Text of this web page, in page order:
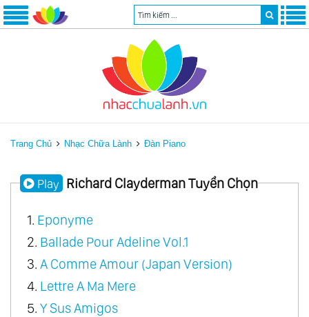
Trang Chủ Nhạc Chữa Lành Đàn Piano
Play Richard Clayderman Tuyển Chọn
1. Eponyme
2. Ballade Pour Adeline Vol.1
3. A Comme Amour (Japan Version)
4. Lettre A Ma Mere
5. Y Sus Amigos